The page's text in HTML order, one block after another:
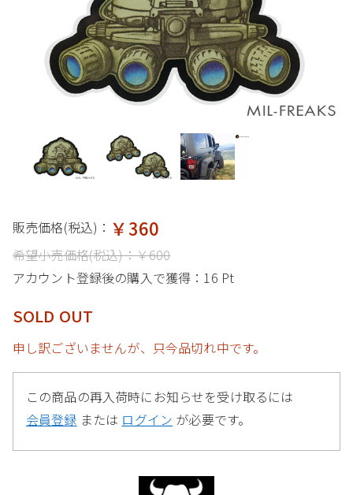
販売価格(税込)： ￥360
希望小売価格(税込)：￥600
アカウント登録後の購入で獲得： 16 Pt
SOLD OUT
申し訳ございませんが、只今品切れ中です。
この商品の再入荷時にお知らせを受け取るには
会員登録 または ログイン が必要です。